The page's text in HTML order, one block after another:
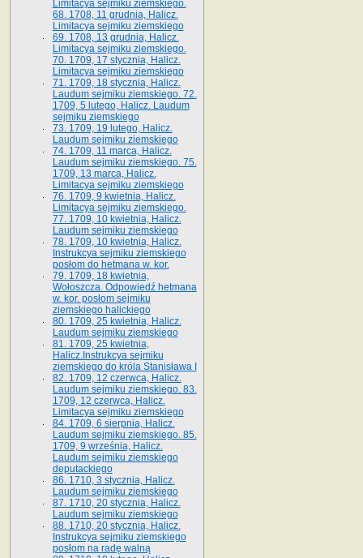
Limitacya sejmiku ziemskiego.
68. 1708, 11 grudnia, Halicz.
Limitacya sejmiku ziemskiego
69. 1708, 13 grudnia, Halicz.
Limitacya sejmiku ziemskiego.
70. 1709, 17 stycznia, Halicz.
Limitacya sejmiku ziemskiego
71. 1709, 18 stycznia, Halicz.
Laudum sejmiku ziemskiego. 72.
1709, 5 lutego, Halicz. Laudum
sejmiku ziemskiego
73. 1709, 19 lutego, Halicz.
Laudum sejmiku ziemskiego
74. 1709, 11 marca, Halicz.
Laudum sejmiku ziemskiego. 75.
1709, 13 marca, Halicz.
Limitacya sejmiku ziemskiego
76. 1709, 9 kwietnia, Halicz.
Limitacya sejmiku ziemskiego.
77. 1709, 10 kwietnia, Halicz.
Laudum sejmiku ziemskiego
78. 1709, 10 kwietnia, Halicz.
Instrukcya sejmiku ziemskiego
posłom do hetmana w. kor.
79. 1709, 18 kwietnia,
Wołoszcza. Odpowiedź hetmana
w. kor. posłom sejmiku
ziemskiego halickiego
80. 1709, 25 kwietnia, Halicz.
Laudum sejmiku ziemskiego
81. 1709, 25 kwietnia,
Halicz.Instrukcya sejmiku
ziemskiego do króla Stanisława I
82. 1709, 12 czerwca, Halicz.
Laudum sejmiku ziemskiego. 83.
1709, 12 czerwca, Halicz.
Limitacya sejmiku ziemskiego
84. 1709, 6 sierpnia, Halicz.
Laudum sejmiku ziemskiego. 85.
1709, 9 września, Halicz.
Laudum sejmiku ziemskiego
deputackiego
86. 1710, 3 stycznia, Halicz.
Laudum sejmiku ziemskiego
87. 1710, 20 stycznia, Halicz.
Laudum sejmiku ziemskiego
88. 1710, 20 stycznia, Halicz.
Instrukcya sejmiku ziemskiego
posłom na radę walną